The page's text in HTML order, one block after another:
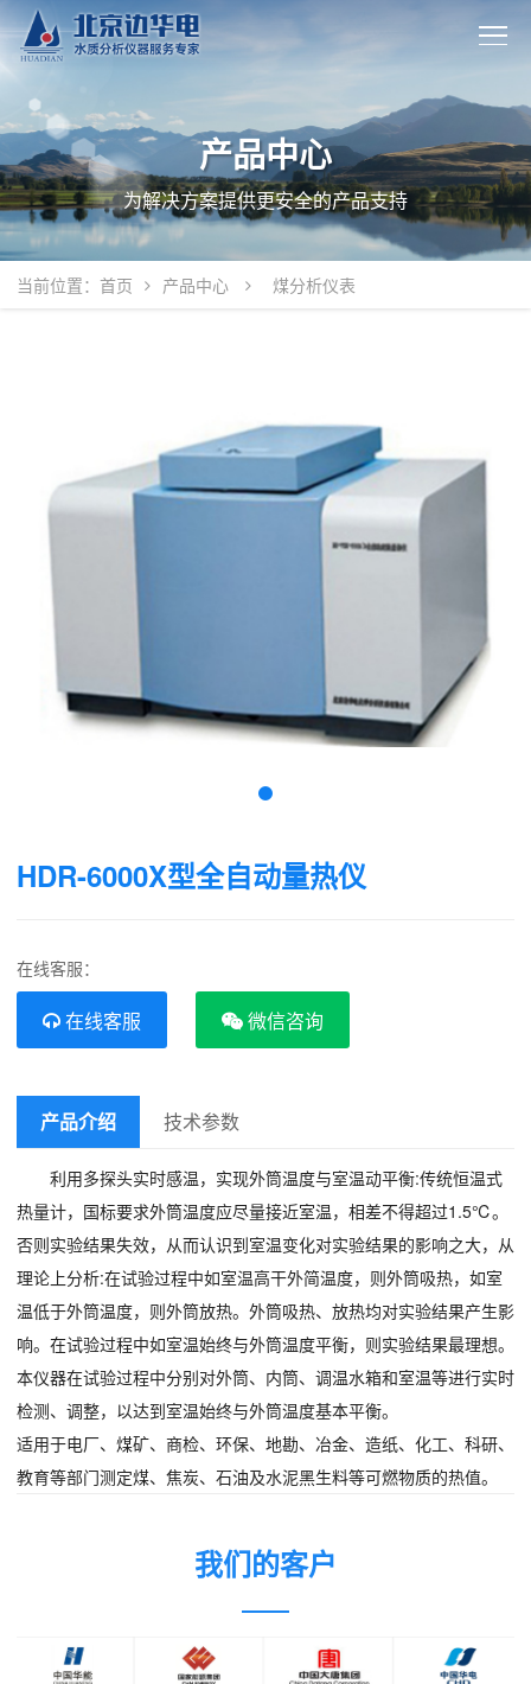
为解决方案提供更安全的产品支持
产品中心
当前位置： 首页 产品中心 煤分析仪表
HDR-6000X型全自动量热仪
在线客服：
在线客服 微信咨询
产品介绍 技术参数
利用多探头实时感温，实现外筒温度与室温动平衡:传统恒温式
热量计，国标要求外筒温度应尽量接近室温，相差不得超过1.5℃。
否则实验结果失效，从而认识到室温变化对实验结果的影响之大，从
理论上分析:在试验过程中如室温高干外简温度，则外筒吸热，如室
温低于外筒温度，则外筒放热。外筒吸热、放热均对实验结果产生影
响。在试验过程中如室温始终与外筒温度平衡，则实验结果最理想。
本仪器在试验过程中分别对外筒、内筒、调温水箱和室温等进行实时
检测、调整，以达到室温始终与外筒温度基本平衡。
适用于电厂、煤矿、商检、环保、地勘、冶金、造纸、化工、科研、
教育等部门测定煤、焦炭、石油及水泥黑生料等可燃物质的热值。
我们的客户